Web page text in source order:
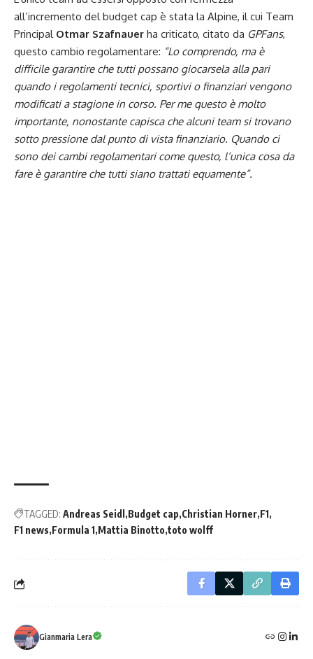
all’incremento del budget cap è stata la Alpine, il cui Team
PrincipalOtmar Szafnauer ha criticato, citato da GPFans,
questo cambio regolamentare: “Lo comprendo, ma è
difficile garantire che tutti possano giocarsela alla pari
quando i regolamenti tecnici, sportivi o finanziari vengono
modificati a stagione in corso. Per me questo è molto
importante, nonostante capisca che alcuni team si trovano
sotto pressione dal punto di vista finanziario. Quando ci
sono dei cambi regolamentari come questo, l’unica cosa da
fare è garantire che tutti siano trattati equamente”.
TAGGED: Andreas Seidl Budget cap Christian Horner F1
F1 news Formula 1 Mattia Binotto toto wolff
Gianmaria Lera